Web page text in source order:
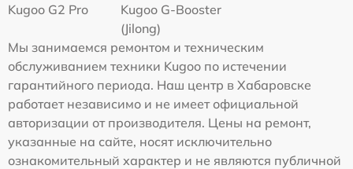
Kugoo G2 Pro
Kugoo G-Booster
(Jilong)
Мы занимаемся ремонтом и техническим
обслуживанием техники Kugoo по истечении
гарантийного периода. Наш центр в Хабаровске
работает независимо и не имеет официальной
авторизации от производителя. Цены на ремонт,
указанные на сайте, носят исключительно
ознакомительный характер и не являются публичной